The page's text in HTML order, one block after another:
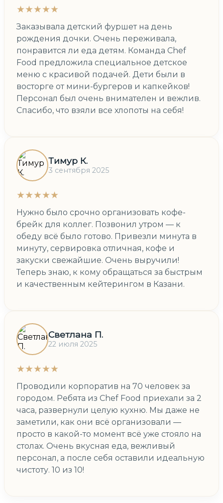
★★★★★
Заказывала детский фуршет на день
рождения дочки. Очень переживала,
понравится ли еда детям. Команда Chef
Food предложила специальное детское
меню с красивой подачей. Дети были в
восторге от мини-бургеров и капкейков!
Персонал был очень внимателен и вежлив.
Спасибо, что взяли все хлопоты на себя!
Тимур К.
3 сентября 2025
★★★★★
Нужно было срочно организовать кофе-
брейк для коллег. Позвонил утром — к
обеду всё было готово. Привезли минута в
минуту, сервировка отличная, кофе и
закуски свежайшие. Очень выручили!
Теперь знаю, к кому обращаться за быстрым
и качественным кейтерингом в Казани.
Светлана П.
22 июля 2025
★★★★★
Проводили корпоратив на 70 человек за
городом. Ребята из Chef Food приехали за 2
часа, развернули целую кухню. Мы даже не
заметили, как они всё организовали —
просто в какой-то момент всё уже стояло на
столах. Очень вкусная еда, вежливый
персонал, а после себя оставили идеальную
чистоту. 10 из 10!